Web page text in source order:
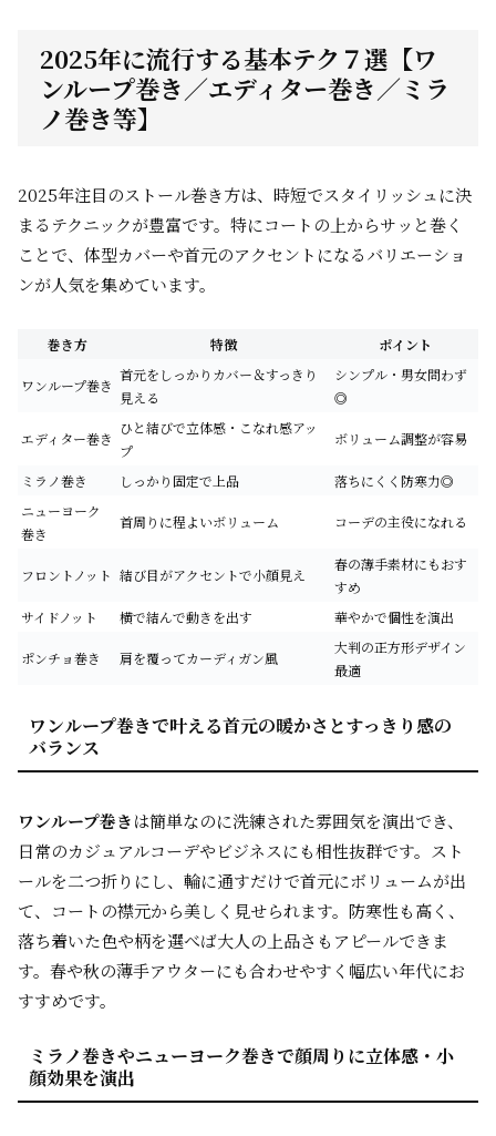
2025年に流行する基本テク７選【ワ
ンループ巻き／エディター巻き／ミラ
ノ巻き等】
2025年注目のストール巻き方は、時短でスタイリッシュに決
まるテクニックが豊富です。特にコートの上からサッと巻く
ことで、体型カバーや首元のアクセントになるバリエーショ
ンが人気を集めています。
巻き方 特徴 ポイント
ワンループ巻き
首元をしっかりカバー＆すっきり
見える
シンプル・男女問わず
◎
エディター巻き
ひと結びで立体感・こなれ感アッ
プ
ボリューム調整が容易
ミラノ巻き しっかり固定で上品
落ちにくく防寒力◎
ニューヨーク
巻き
首周りに程よいボリューム コーデの主役になれる
フロントノット 結び目がアクセントで小顔見え
春の薄手素材にもおす
すめ
サイドノット
横で結んで動きを出す 華やかで個性を演出
ポンチョ巻き 肩を覆ってカーディガン風
大判の正方形デザイン
最適
ワンループ巻きで叶える首元の暖かさとすっきり感の
バランス
ワンループ巻きは簡単なのに洗練された雰囲気を演出でき、
日常のカジュアルコーデやビジネスにも相性抜群です。スト
ールを二つ折りにし、輪に通すだけで首元にボリュームが出
て、コートの襟元から美しく見せられます。防寒性も高く、
落ち着いた色や柄を選べば大人の上品さもアピールできま
す。春や秋の薄手アウターにも合わせやすく幅広い年代にお
すすめです。
ミラノ巻きやニューヨーク巻きで顔周りに立体感・小
顔効果を演出